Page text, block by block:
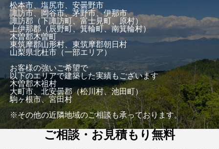
松本市、塩尻市、安曇野市
諏訪市、岡谷市、茅野市、伊那市
諏訪郡（下諏訪町、富士見町、原村）
上伊那郡（辰野町、箕輪町、南箕輪村）
木曽郡木曽町
東筑摩郡山形村、東筑摩郡朝日村
山梨県北杜市（一部エリア）
お客様の強いご希望で
以下のエリアで建築した実績もございます
木曽郡木祖村
大町市、北安曇郡（松川村、池田町）
駒ヶ根市、宮田村
※その他の近隣地域のご相談も承っております。
ご相談・お見積もり無料